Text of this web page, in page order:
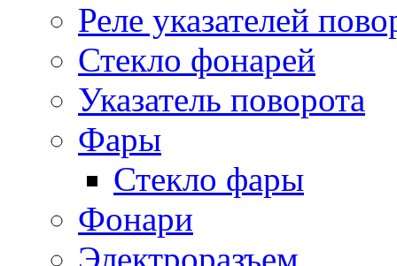
Реле указателей
Стекло фонарей
Указатель поворота
Фары
Стекло фары
Фонари